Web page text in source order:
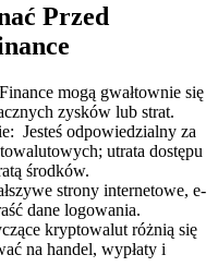
Przed
mogą gwałtownie się
zysków lub strat.
: Jesteś odpowiedzialny za
utrata dostępu
środków.
strony internetowe, e-
dane logowania.
kryptowalut różnią się
na handel, wypłaty i